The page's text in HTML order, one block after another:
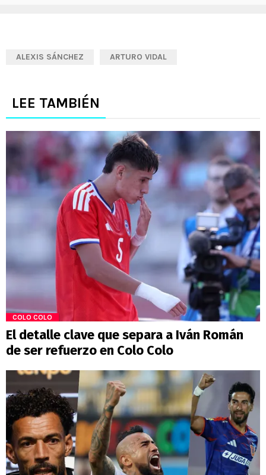
ALEXIS SÁNCHEZ ARTURO VIDAL
LEE TAMBIÉN
COLO COLO
El detalle clave que separa a Iván Román
de ser refuerzo en Colo Colo